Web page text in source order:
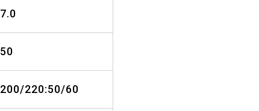
7.0
50
200/220:50/60